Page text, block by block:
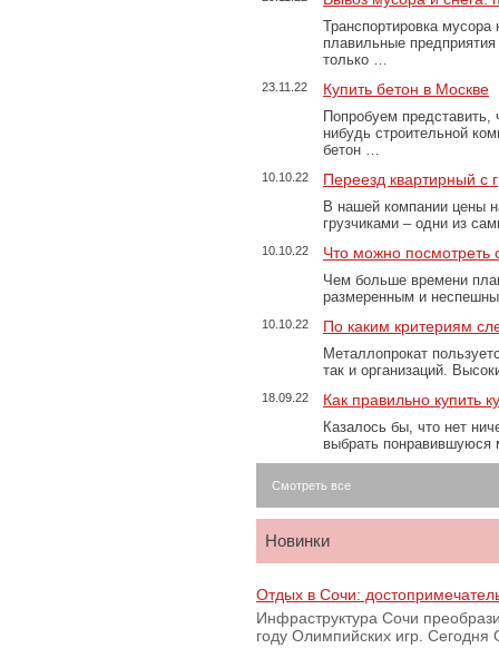
Транспортировка
плавильные
только …
23.11.22 Купить бетон в Москве
Попробуем представить,
нибудь строительной
бетон …
10.10.22 Переезд квартирный с
В нашей компании цены
грузчиками – одни из
10.10.22 Что можно посмотреть
Чем больше времени
размеренным и
10.10.22 По каким критериям
Металлопрокат
так и организаций.
18.09.22 Как правильно купить
Казалось бы, что нет
выбрать
Смотреть все
Новинки
Отдых в Сочи:
Инфраструктура Сочи
году Олимпийских игр.